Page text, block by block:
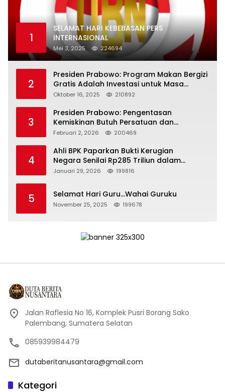
1
SELAMAT HARI KEBEBASAN PERS
INTERNASIONAL
Mei 3, 2025 224694
2
Presiden Prabowo: Program Makan Bergizi
Gratis Adalah Investasi untuk Masa
Depan Bangsa
Oktober 16, 2025 210892
3
Presiden Prabowo: Pengentasan
Kemiskinan Butuh Persatuan dan
Kepemimpinan yang Bertanggung Jawab
Februari 2, 2026 200469
4
Ahli BPK Paparkan Bukti Kerugian
Negara Senilai Rp285 Triliun dalam
Persidangan Korupsi PT Pertamina
Januari 29, 2026 199816
5 Selamat Hari Guru…Wahai Guruku
November 25, 2025 199678
Jalan Raflesia No 16, Komplek Pusri Borang Sako
Palembang, Sumatera Selatan
085939984479
dutaberitanusantara@gmail.com
Kategori